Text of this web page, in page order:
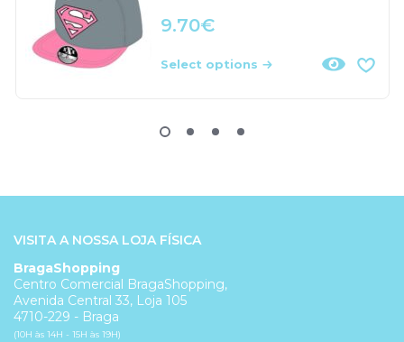
9.70€
Select options
VISITA A NOSSA LOJA FÍSICA
BragaShopping
Centro Comercial BragaShopping,
Avenida Central 33, Loja 105
4710-229 - Braga
(10H às 14H - 15H às 19H)